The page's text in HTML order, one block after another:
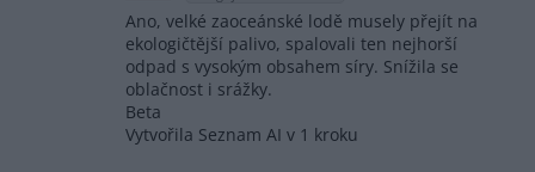
Ano, velké zaoceánské lodě musely přejít na
ekologičtější palivo, spalovali ten nejhorší
odpad s vysokým obsahem síry. Snížila se
oblačnost i srážky.
Beta
Vytvořila Seznam AI v 1 kroku